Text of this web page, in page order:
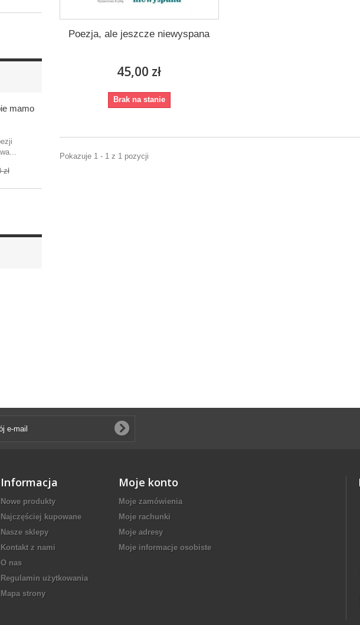
mamo
zł
Poezja, ale jeszcze niewyspana
45,00 zł
Brak na stanie
Pokazuje 1 - 1 z 1 pozycji
Informacja
Nowe produkty
Najczęściej kupowane
Nasze sklepy
Kontakt z nami
O nas
Regulamin użytkowania
Mapa strony
Moje konto
Moje zamówienia
Moje rachunki
Moje adresy
Moje informacje osobiste